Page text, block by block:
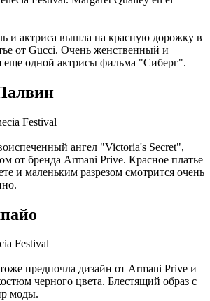
и актриса вышла на красную дорожку в
от Gucci. Очень женственный и
еще одной актрисы фильма "Сиберг".
ангел "Victoria's Secret",
от бренда Armani Prive. Красное платье
и маленьким разрезом смотрится очень
предпочла дизайн от Armani Prive и
черного цвета. Блестящий образ с
моды.